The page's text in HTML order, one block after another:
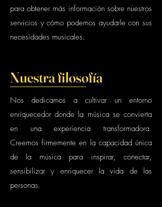
para obtener más información sobre nuestros
servicios y cómo podemos ayudarle con sus
necesidades musicales.
Nuestra filosofía
Nos dedicamos a cultivar un entorno
enriquecedor donde la música se convierta
en una experiencia transformadora.
Creemos firmemente en la capacidad única
de la música para inspirar, conectar,
sensibilizar y enriquecer la vida de las
personas.